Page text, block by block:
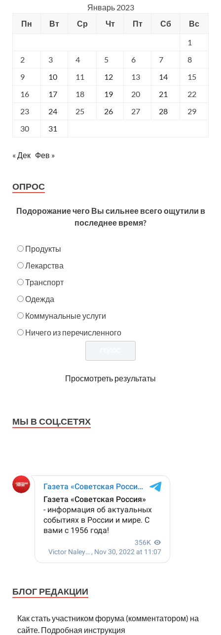
Январь 2023
Пн
Вт Ср Чт Пт Сб
Вс
1
2
3 4 5 6 7
8
9
10 11 12 13 14
15
16
17 18 19 20 21
22
23
24 25 26 27 28
29
30
31
« Дек Фев »
ОПРОС
Подорожание чего Вы сильнее всего ощутили в
последнее время?
Продукты
Лекарства
Транспорт
Одежда
Коммунальные услуги
Ничего из перечисленного
Просмотреть результаты
МЫ В СОЦ.СЕТЯХ
БЛОГ РЕДАКЦИИ
Как стать участником форума (комментатором) на
сайте. Подробная инструкция